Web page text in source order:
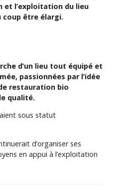
et l’exploitation du lieu
coup être élargi.
d’un lieu tout équipé et
passionnées par l’idée
restauration bio
qualité.
sous statut
d’organiser ses
en appui à l’exploitation